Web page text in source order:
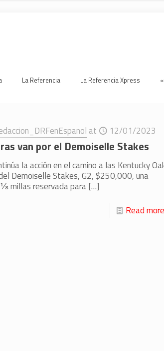
La Referencia La Referencia Xpress
at 12/01/2023
van por el Demoiselle Stakes
la acción en el camino a las Kentucky
Demoiselle Stakes, G2, $250,000, una
millas reservada para[…]
Read more